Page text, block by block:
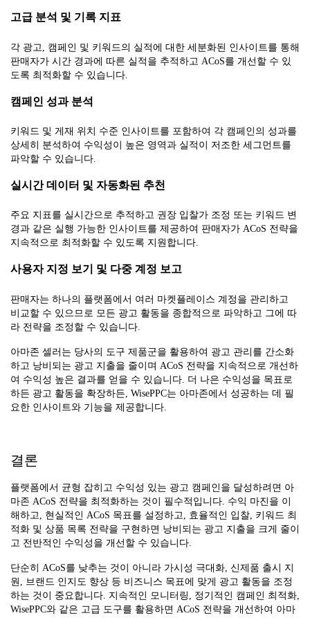
고급 분석 및 기록 지표
각 광고, 캠페인 및 키워드의 실적에 대한 세분화된 인사이트를 통해
판매자가 시간 경과에 따른 실적을 추적하고 ACoS를 개선할 수 있
도록 최적화할 수 있습니다.
캠페인 성과 분석
키워드 및 게재 위치 수준 인사이트를 포함하여 각 캠페인의 성과를
상세히 분석하여 수익성이 높은 영역과 실적이 저조한 세그먼트를
파악할 수 있습니다.
실시간 데이터 및 자동화된 추천
주요 지표를 실시간으로 추적하고 권장 입찰가 조정 또는 키워드 변
경과 같은 실행 가능한 인사이트를 제공하여 판매자가 ACoS 전략을
지속적으로 최적화할 수 있도록 지원합니다.
사용자 지정 보기 및 다중 계정 보고
판매자는 하나의 플랫폼에서 여러 마켓플레이스 계정을 관리하고
비교할 수 있으므로 모든 광고 활동을 종합적으로 파악하고 그에 따
라 전략을 조정할 수 있습니다.
아마존 셀러는 당사의 도구 제품군을 활용하여 광고 관리를 간소화
하고 낭비되는 광고 지출을 줄이며 ACoS 전략을 지속적으로 개선하
여 수익성 높은 결과를 얻을 수 있습니다. 더 나은 수익성을 목표로
하든 광고 활동을 확장하든, WisePPC는 아마존에서 성공하는 데 필
요한 인사이트와 기능을 제공합니다.
결론
플랫폼에서 균형 잡히고 수익성 있는 광고 캠페인을 달성하려면 아
마존 ACoS 전략을 최적화하는 것이 필수적입니다. 수익 마진을 이
해하고, 현실적인 ACoS 목표를 설정하고, 효율적인 입찰, 키워드 최
적화 및 상품 목록 전략을 구현하면 낭비되는 광고 지출을 크게 줄이
고 전반적인 수익성을 개선할 수 있습니다.
단순히 ACoS를 낮추는 것이 아니라 가시성 극대화, 신제품 출시 지
원, 브랜드 인지도 향상 등 비즈니스 목표에 맞게 광고 활동을 조정
하는 것이 중요합니다. 지속적인 모니터링, 정기적인 캠페인 최적화,
WisePPC와 같은 고급 도구를 활용하면 ACoS 전략을 개선하여 아마